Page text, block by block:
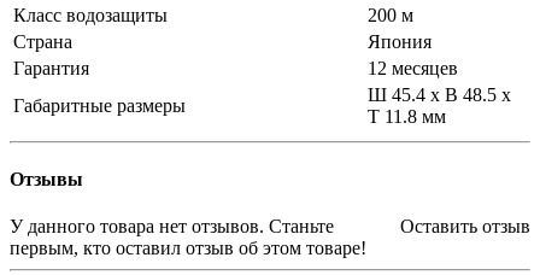
Класс водозащиты
200 м
Страна
Япония
Гарантия
12 месяцев
Габаритные размеры
Ш 45.4 x В 48.5 x
Т 11.8 мм
Отзывы
Оставить отзыв
У данного товара нет отзывов. Станьте
первым, кто оставил отзыв об этом товаре!